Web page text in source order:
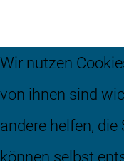
Wir nutzen
von ihnen sind
andere helfen,
können selbst